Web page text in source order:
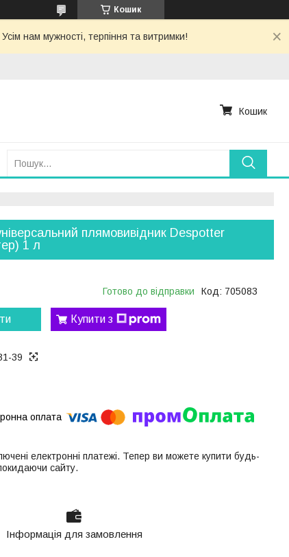
Кошик
нам мужності, терпіння та витримки!
Кошик
плямовивідник Despotter
1 л
Готово до відправки Код: 705083
Купити з
39
електронні платежі. Тепер ви можете купити будь-
сайту.
Інформація для замовлення